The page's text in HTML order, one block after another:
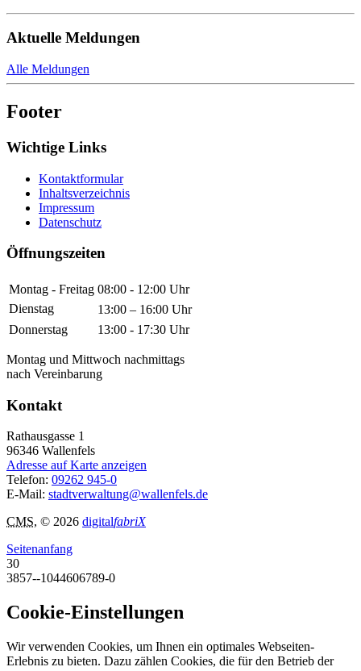
Aktuelle Meldungen
Alle Meldungen
Footer
Wichtige Links
Kontaktformular
Inhaltsverzeichnis
Impressum
Datenschutz
Öffnungszeiten
Montag - Freitag 08:00 - 12:00 Uhr
Dienstag
13:00 – 16:00 Uhr
Donnerstag
13:00 - 17:30 Uhr
Montag und Mittwoch nachmittags
nach Vereinbarung
Kontakt
Rathausgasse 1
96346 Wallenfels
Adresse auf Karte anzeigen
Telefon: 09262 945-0
E-Mail: stadtverwaltung@wallenfels.de
CMS, © 2026 digitalfabriX
Seitenanfang
30
3857--1044606789-0
Cookie-Einstellungen
Wir verwenden Cookies, um Ihnen ein optimales Webseiten-
Erlebnis zu bieten. Dazu zählen Cookies, die für den Betrieb der